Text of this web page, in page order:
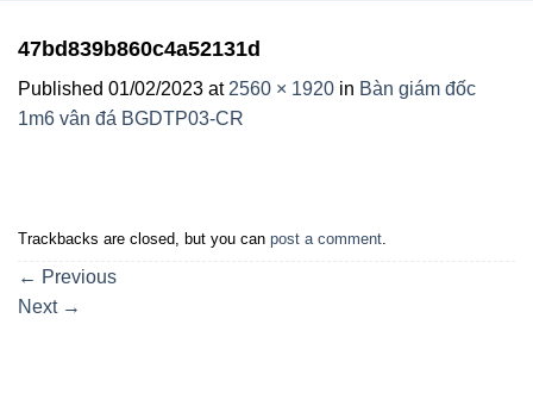
47bd839b860c4a52131d
Published 01/02/2023 at 2560 × 1920 in Bàn giám đốc
1m6 vân đá BGDTP03-CR
Trackbacks are closed, but you can post a comment.
← Previous
Next →